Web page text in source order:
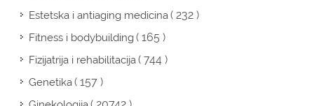
Estetska i antiaging medicina( 232 )
Fitness i bodybuilding( 165 )
Fizijatrija i rehabilitacija( 744 )
Genetika( 157 )